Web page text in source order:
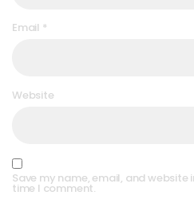
Email *
Website
Save my name, email, and website
time I comment.